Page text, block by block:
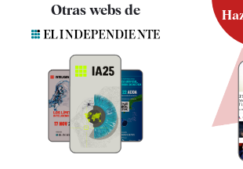
Quiénes somos
Especificaciones
Otras webs de